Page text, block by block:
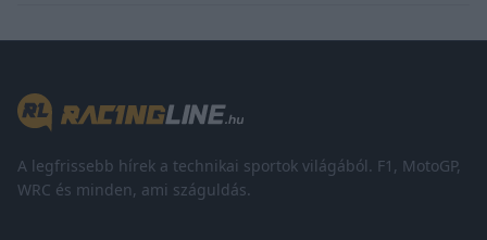
A legfrissebb hírek a technikai sportok világából. F1, MotoGP,
WRC és minden, ami száguldás.